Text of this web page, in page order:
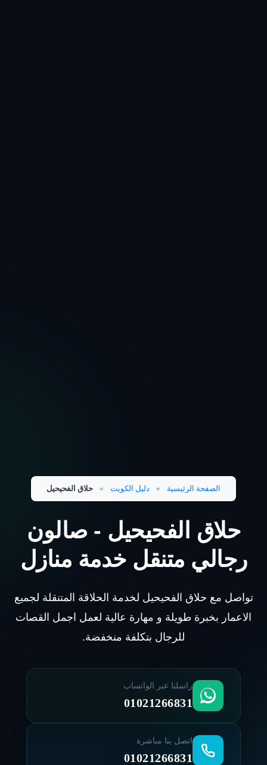
الصفحة الرئيسية » دليل الكويت » حلاق الفحيحيل
حلاق الفحيحيل - صالون
رجالي متنقل خدمة منازل
تواصل مع حلاق الفحيحيل لخدمة الحلاقة المتنقلة لجميع
الاعمار بخبرة طويلة و مهارة عالية لعمل اجمل القصات
للرجال بتكلفة منخفضة.
راسلنا عبر الواتساب
01021266831
اتصل بنا مباشرة
01021266831